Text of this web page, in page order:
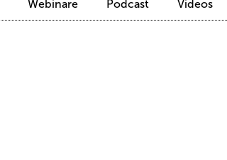
Webinare Podcast Videos